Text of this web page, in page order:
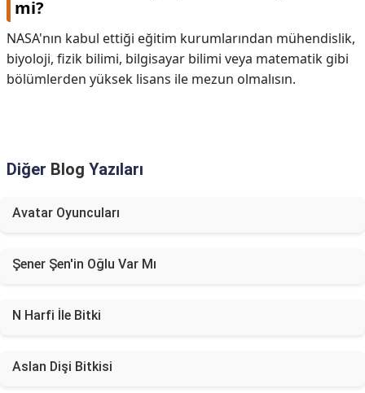
mi?
NASA'nın kabul ettiği eğitim kurumlarından mühendislik,
biyoloji, fizik bilimi, bilgisayar bilimi veya matematik gibi
bölümlerden yüksek lisans ile mezun olmalısın.
Diğer Blog Yazıları
Avatar Oyuncuları
Şener Şen'in Oğlu Var Mı
N Harfi İle Bitki
Aslan Dişi Bitkisi